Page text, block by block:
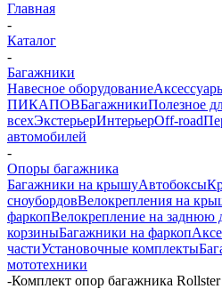
Главная
-
Каталог
-
Багажники
Навесное оборудование
ПИКАПОВБагажникиПолезное
всехЭкстерьерИнтерьерOff-road
автомобилей
-
Опоры багажника
Багажники на крышуАвтобоксы
сноубордовВелокрепления на
фаркопВелокрепление на заднюю
корзиныБагажники на фаркоп
частиУстановочные комплекты
мототехники
-Комплект опор багажника